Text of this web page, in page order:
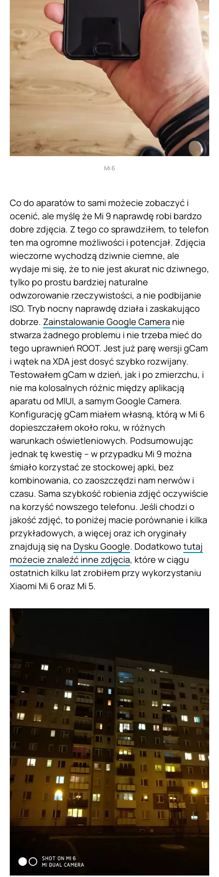
Mi 6
Co do aparatów to sami możecie zobaczyć i
ocenić, ale myślę że Mi 9 naprawdę robi bardzo
dobre zdjęcia. Z tego co sprawdziłem, to telefon
ten ma ogromne możliwości i potencjał. Zdjęcia
wieczorne wychodzą dziwnie ciemne, ale
wydaje mi się, że to nie jest akurat nic dziwnego,
tylko po prostu bardziej naturalne
odwzorowanie rzeczywistości, a nie podbijanie
ISO. Tryb nocny naprawdę działa i zaskakująco
dobrze. Zainstalowanie Google Camera nie
stwarza żadnego problemu i nie trzeba mieć do
tego uprawnień ROOT. Jest już parę wersji gCam
i wątek na XDA jest dosyć szybko rozwijany.
Testowałem gCam w dzień, jak i po zmierzchu, i
nie ma kolosalnych różnic między aplikacją
aparatu od MIUI, a samym Google Camera.
Konfigurację gCam miałem własną, którą w Mi 6
dopieszczałem około roku, w różnych
warunkach oświetleniowych. Podsumowując
jednak tę kwestię – w przypadku Mi 9 można
śmiało korzystać ze stockowej apki, bez
kombinowania, co zaoszczędzi nam nerwów i
czasu. Sama szybkość robienia zdjęć oczywiście
na korzyść nowszego telefonu. Jeśli chodzi o
jakość zdjęć, to poniżej macie porównanie i kilka
przykładowych, a więcej oraz ich oryginały
znajdują się na Dysku Google. Dodatkowo tutaj
możecie znaleźć inne zdjęcia, które w ciągu
ostatnich kilku lat zrobiłem przy wykorzystaniu
Xiaomi Mi 6 oraz Mi 5.